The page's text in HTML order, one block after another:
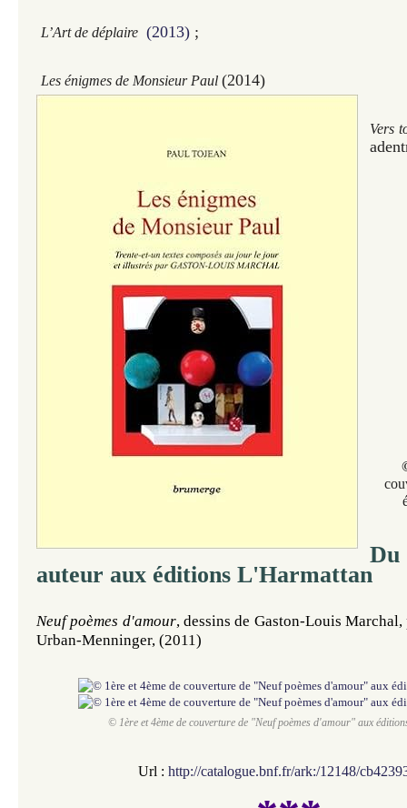
L’Art de déplaire (2013) ;
Les énigmes de Monsieur Paul (2014)
Vers
auteur aux éditions L'Harmattan
Neuf poèmes d'amour, dessins de Gaston-Louis
Urban-Menninger, (2011)
© 1ère et 4ème de couverture de "Neuf poèmes d'amour" aux
Url : http://catalogue.bnf.fr/ark:/12148/